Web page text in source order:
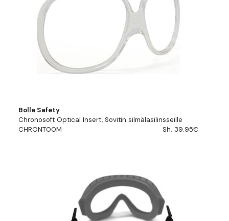
Bolle Safety
Chronosoft Optical Insert, Sovitin silmälasilinsseille
CHRONT00M
Sh. 39.95€